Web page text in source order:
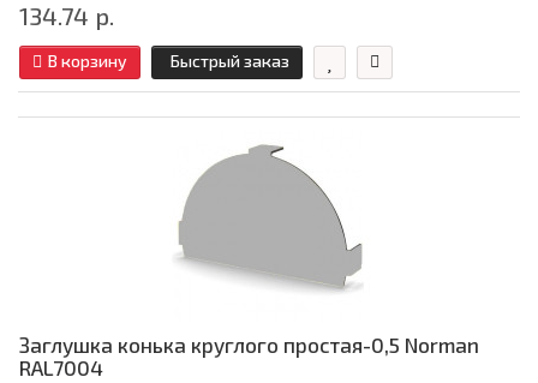
134.74 р.
В корзину Быстрый заказ
Заглушка конька круглого простая-0,5 Norman
RAL7004